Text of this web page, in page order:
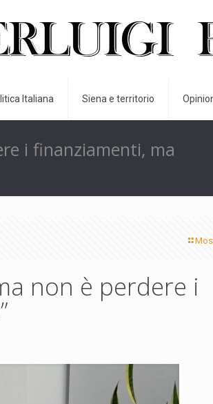
Italiana Siena e territorio
i finanziamenti, ma
non è perdere i